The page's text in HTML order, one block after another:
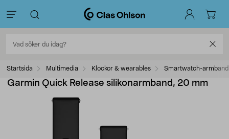
Startsida Multimedia Klockor & wearables Smartwatch-armband
Garmin Quick Release silikonarmband, 20 mm